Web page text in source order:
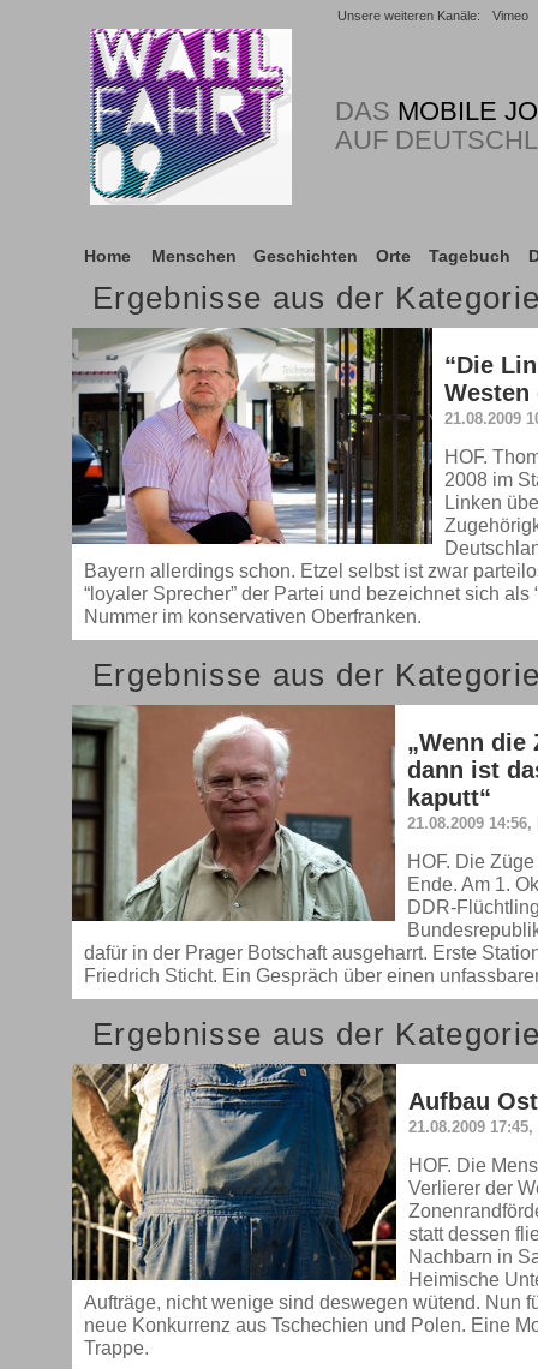
Unsere weiteren Kanäle: Vimeo
DAS MOBILE
AUF
Home Menschen Geschichten Orte Tagebuch
Ergebnisse aus der
“Die
Westen
21.08.2009
HOF.
2008 im
Linken
Bayern allerdings schon. Etzel selbst ist zwar
“loyaler Sprecher” der Partei und bezeichnet sich als
Nummer im konservativen Oberfranken.
Ergebnisse aus der
„Wenn die
dann ist
kaputt“
21.08.2009
HOF. Die
Ende. Am 1.
DDR-
dafür in der Prager Botschaft ausgeharrt. Erste
Friedrich Sticht. Ein Gespräch über einen
Ergebnisse aus der
Aufbau
21.08.2009
HOF. Die
Verlierer der
statt dessen
Nachbarn in
Heimische
Aufträge, nicht wenige sind deswegen wütend. Nun
neue Konkurrenz aus Tschechien und Polen. Eine
Trappe.